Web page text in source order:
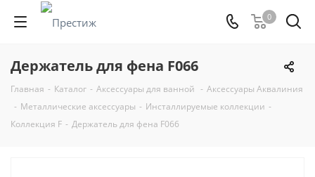
0
Держатель для фена F066
Главная - Каталог - Аксессуары для ванной - Аксессуары Аквалиния
- Металлические аксессуары - Инсталлируемые коллекции -
Коллекция F - Держатель для фена F066